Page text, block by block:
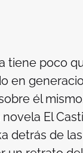
tiene poco
en
él
novela El
detrás de